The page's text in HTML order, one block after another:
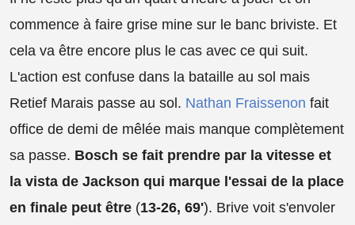
commence à faire grise mine sur le banc briviste. Et
cela va être encore plus le cas avec ce qui suit.
L'action est confuse dans la bataille au sol mais
Retief Marais passe au sol. Nathan Fraissenon fait
office de demi de mêlée mais manque complètement
sa passe. Bosch se fait prendre par la vitesse et
la vista de Jackson qui marque l'essai de la place
en finale peut être (13-26, 69'). Brive voit s'envoler